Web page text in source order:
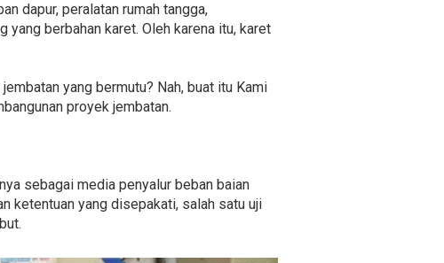
dapur, peralatan rumah tangga,
berbahan karet. Oleh karena itu, karet
yang bermutu? Nah, buat itu Kami
proyek jembatan.
sebagai media penyalur beban baian
ketentuan yang disepakati, salah satu uji